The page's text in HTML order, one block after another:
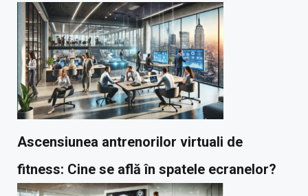
Ascensiunea antrenorilor virtuali de
fitness: Cine se află în spatele ecranelor?